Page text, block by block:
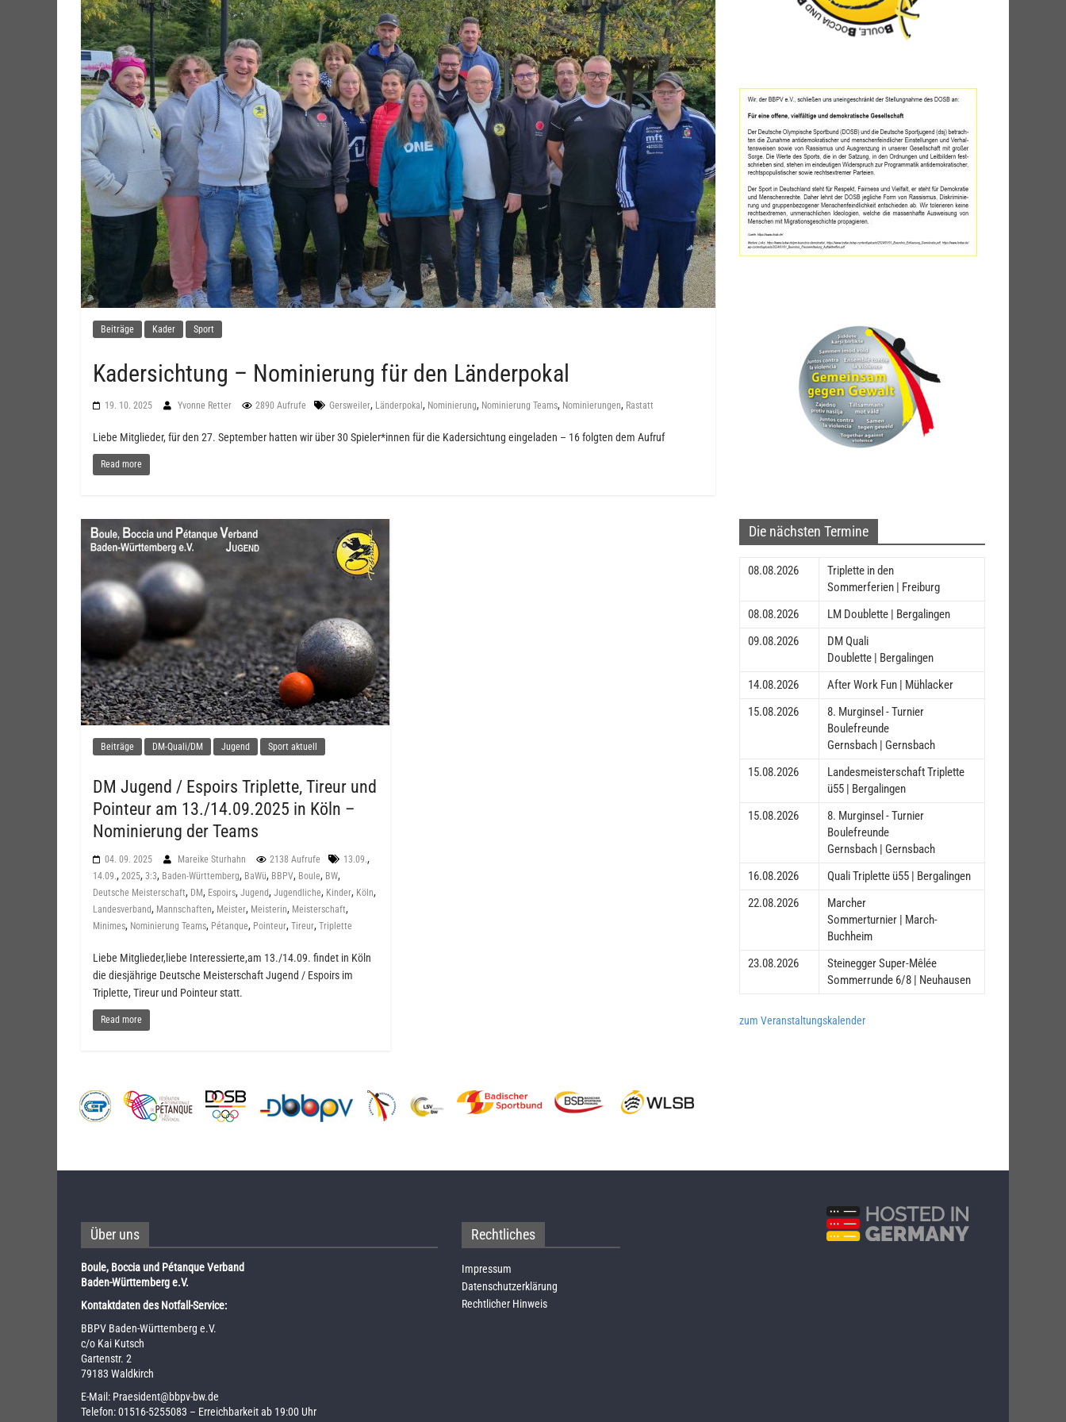
Beiträge Kader Sport
Kadersichtung – Nominierung für den Länderpokal
19. 10. 2025 Yvonne Retter 2890 Aufrufe Gersweiler, Länderpokal , Nominierung, Nominierung Teams, Nominierungen, Rastatt
Liebe Mitglieder, für den 27. September hatten wir über 30 Spieler*innen für die Kadersichtung eingeladen – 16 folgten dem Aufruf
Read more
Beiträge DM-Quali/DM Jugend Sport aktuell
DM Jugend / Espoirs Triplette, Tireur und
Pointeur am 13./14.09.2025 in Köln –
Nominierung der Teams
04. 09. 2025 Mareike Sturhahn 2138 Aufrufe 13.09.,
14.09., 2025, 3:3, Baden-Württemberg, BaWü, BBPV, Boule, BW,
Deutsche Meisterschaft, DM, Espoirs, Jugend, Jugendliche, Kinder, Köln,
Landesverband, Mannschaften, Meister, Meisterin, Meisterschaft,
Minimes, Nominierung Teams, Pétanque, Pointeur, Tireur, Triplette
Liebe Mitglieder,liebe Interessierte,am 13./14.09. findet in Köln
die diesjährige Deutsche Meisterschaft Jugend / Espoirs im
Triplette, Tireur und Pointeur statt.
Read more
Die nächsten Termine
08.08.2026
Triplette in den
Sommerferien | Freiburg
08.08.2026
LM Doublette | Bergalingen
09.08.2026
DM Quali
Doublette | Bergalingen
14.08.2026
After Work Fun | Mühlacker
15.08.2026
8. Murginsel - Turnier
Boulefreunde
Gernsbach | Gernsbach
15.08.2026
Landesmeisterschaft Triplette
ü55 | Bergalingen
15.08.2026
8. Murginsel - Turnier
Boulefreunde
Gernsbach | Gernsbach
16.08.2026
Quali Triplette ü55 | Bergalingen
22.08.2026
Marcher
Sommerturnier | March-
Buchheim
23.08.2026
Steinegger Super-Mêlée
Sommerrunde 6/8 | Neuhausen
zum Veranstaltungskalender
Über uns
Boule, Boccia und Pétanque Verband
Baden-Württemberg e.V.
Kontaktdaten des Notfall-Service:
BBPV Baden-Württemberg e.V.
c/o Kai Kutsch
Gartenstr. 2
79183 Waldkirch
E-Mail: Praesident@bbpv-bw.de
Telefon:01516-5255083 – Erreichbarkeit ab 19:00 Uhr
Rechtliches
Impressum
Datenschutzerklärung
Rechtlicher Hinweis